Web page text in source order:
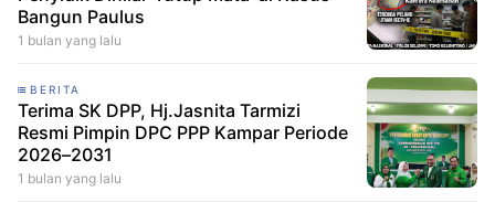
Bangun Paulus
1 bulan yang lalu
BERITA
Terima SK DPP, Hj.Jasnita Tarmizi
Resmi Pimpin DPC PPP Kampar Periode
2026–2031
1 bulan yang lalu